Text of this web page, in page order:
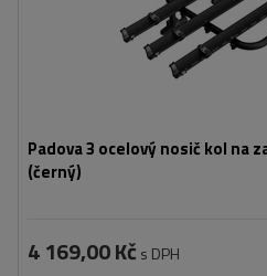
Padova 3 ocelový nosič kol na
(černý)
4 169,00 Kč s DPH